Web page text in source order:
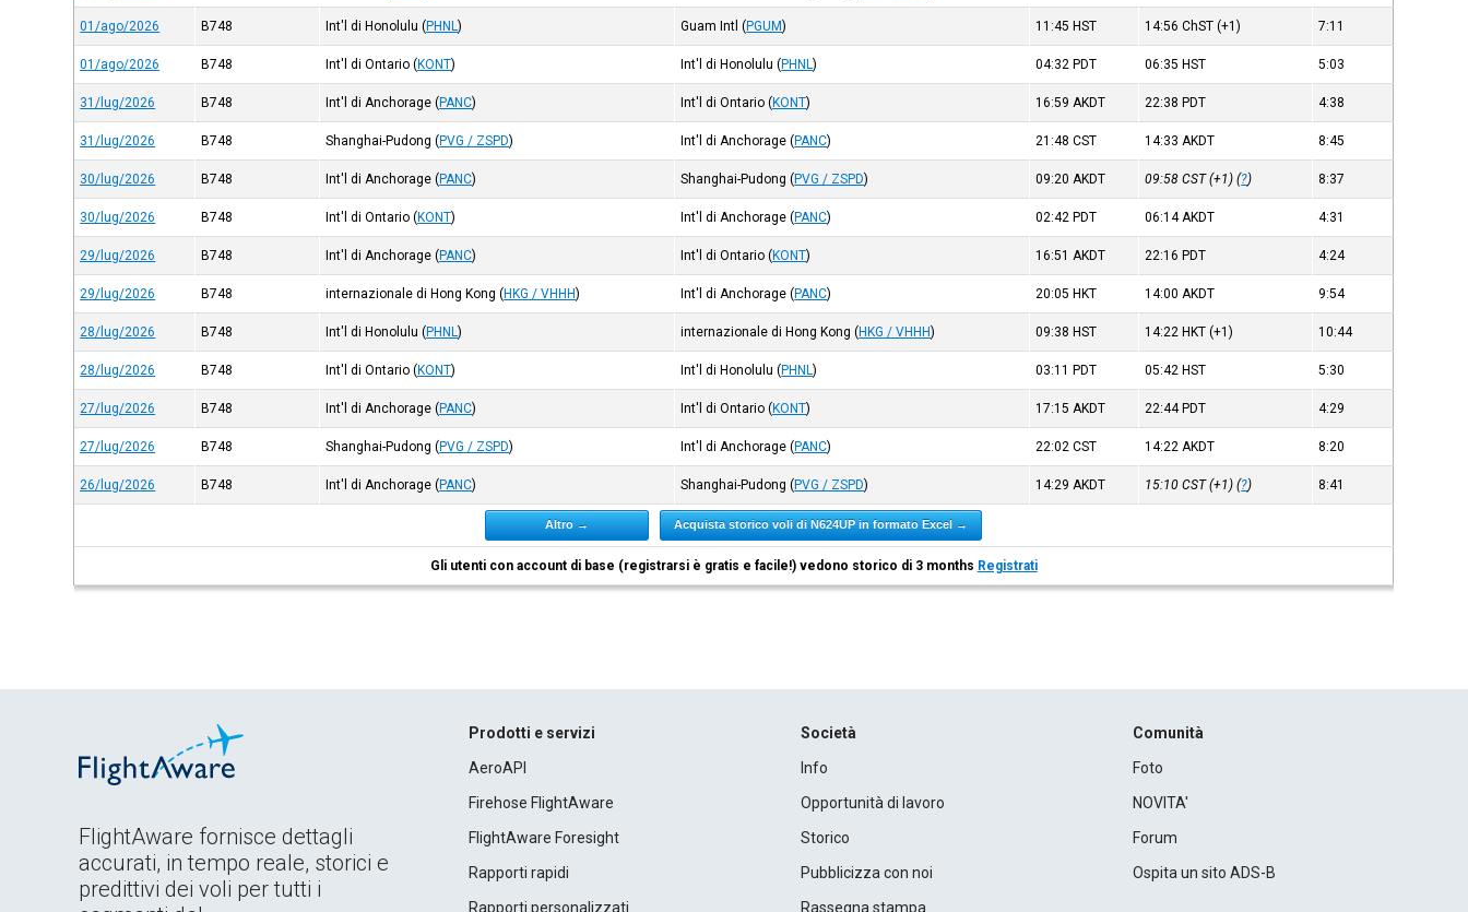
01/ago/2026 B748 Int'l di Honolulu (PHNL) Guam Intl (PGUM) 11:45 HST 14:56ChST (+1) 7:11
01/ago/2026 B748 Int'l di Ontario (KONT) Int'l di Honolulu (PHNL) 04:32 PDT 06:35 HST 5:03
31/lug/2026 B748 Int'l di Anchorage (PANC) Int'l di Ontario (KONT) 16:59AKDT 22:38 PDT 4:38
31/lug/2026 B748 Shanghai-Pudong (PVG / ZSPD) Int'l di Anchorage (PANC) 21:48CST 14:33AKDT 8:45
30/lug/2026 B748 Int'l di Anchorage (PANC) Shanghai-Pudong (PVG / ZSPD) 09:20AKDT 09:58CST(+1) (?) 8:37
30/lug/2026 B748 Int'l di Ontario (KONT) Int'l di Anchorage (PANC) 02:42 PDT 06:14AKDT 4:31
29/lug/2026 B748 Int'l di Anchorage (PANC) Int'l di Ontario (KONT) 16:51AKDT 22:16 PDT 4:24
29/lug/2026 B748 internazionale di Hong Kong (HKG / VHHH) Int'l di Anchorage (PANC) 20:05 HKT 14:00AKDT 9:54
28/lug/2026 B748 Int'l di Honolulu (PHNL) internazionale di Hong Kong (HKG / VHHH) 09:38 HST 14:22 HKT (+1) 10:44
28/lug/2026 B748 Int'l di Ontario (KONT) Int'l di Honolulu (PHNL) 03:11 PDT 05:42 HST 5:30
27/lug/2026 B748 Int'l di Anchorage (PANC) Int'l di Ontario (KONT) 17:15AKDT 22:44 PDT 4:29
27/lug/2026 B748 Shanghai-Pudong (PVG / ZSPD) Int'l di Anchorage (PANC) 22:02CST 14:22AKDT 8:20
26/lug/2026 B748 Int'l di Anchorage (PANC) Shanghai-Pudong (PVG / ZSPD) 14:29AKDT 15:10CST(+1) (?) 8:41
Altro → Acquista storico voli di N624UP in formato Excel →
Gli utenti con account di base (registrarsi è gratis e facile!) vedono storico di 3 months Registrati
FlightAware fornisce dettagli
accurati, in tempo reale, storici e
predittivi dei voli per tutti i
Prodotti e servizi
AeroAPI
Firehose FlightAware
FlightAware Foresight
Rapporti rapidi
Rapporti personalizzati
Società
Info
Opportunità di lavoro
Storico
Pubblicizza con noi
Rassegna stampa
Comunità
Foto
NOVITA'
Forum
Ospita un sito ADS-B